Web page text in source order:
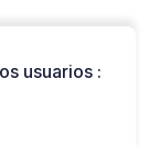
usuarios :